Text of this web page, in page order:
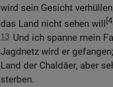
wird sein Gesicht
das Land nicht sehen will [4]
13 Und ich spanne mein
Jagdnetz wird er
Land der Chaldäer, aber
sterben.